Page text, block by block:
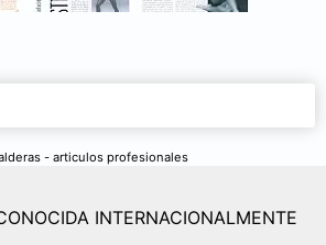
- articulos profesionales
INTERNACIONALMENTE